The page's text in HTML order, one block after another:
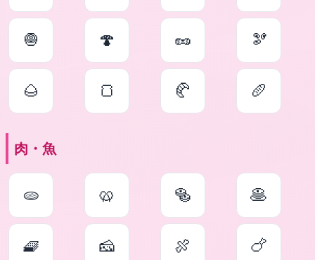
🧅 🍄 🥜 🫘
🌰 🍞 🥐 🥖
肉・魚
🫓 🥨 🥯 🥞
🧇 🧀 🍖 🍗